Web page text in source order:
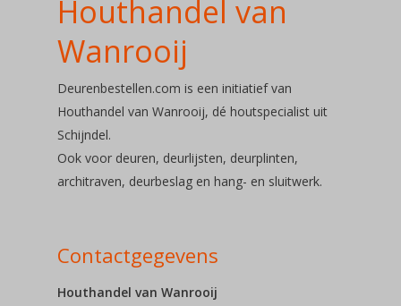
Houthandel van
Wanrooij
Deurenbestellen.com is een initiatief van
Houthandel van Wanrooij, dé houtspecialist uit
Schijndel.
Ook voor deuren, deurlijsten, deurplinten,
architraven, deurbeslag en hang- en sluitwerk.
Contactgegevens
Houthandel van Wanrooij
Over ons
Soorten
Deuren
Deurbeslag